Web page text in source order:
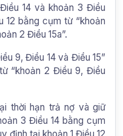
14 và khoản 3 Điều
12 bằng cụm từ “khoản
2 Điều 15a”.
9, Điều 14 và Điều 15”
“khoản 2 Điều 9, Điều
thời hạn trả nợ và giữ
3 Điều 14 bằng cụm